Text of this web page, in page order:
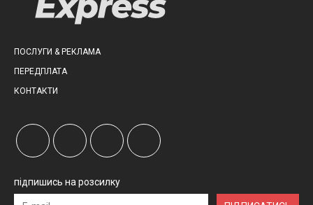
ПОСЛУГИ & РЕКЛАМА
ПЕРЕДПЛАТА
КОНТАКТИ
підпишись на розсилку